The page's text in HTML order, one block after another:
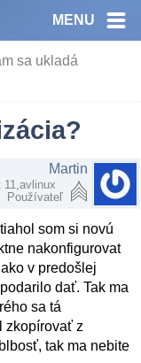
MENU
sa ukladá
Martin
11,avlinux
Používateľ
som si novú
nakonfigurovat
v predošlej
dať. Tak ma
sa tá
zkopírovať z
tak ma nebite